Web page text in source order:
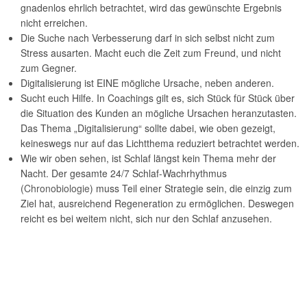
gnadenlos ehrlich betrachtet, wird das gewünschte Ergebnis
nicht erreichen.
Die Suche nach Verbesserung darf in sich selbst nicht zum
Stress ausarten. Macht euch die Zeit zum Freund, und nicht
zum Gegner.
Digitalisierung ist EINE mögliche Ursache, neben anderen.
Sucht euch Hilfe. In Coachings gilt es, sich Stück für Stück über
die Situation des Kunden an mögliche Ursachen heranzutasten.
Das Thema „Digitalisierung“ sollte dabei, wie oben gezeigt,
keineswegs nur auf das Lichtthema reduziert betrachtet werden.
Wie wir oben sehen, ist Schlaf längst kein Thema mehr der
Nacht. Der gesamte 24/7 Schlaf-Wachrhythmus
(Chronobiologie) muss Teil einer Strategie sein, die einzig zum
Ziel hat, ausreichend Regeneration zu ermöglichen. Deswegen
reicht es bei weitem nicht, sich nur den Schlaf anzusehen.